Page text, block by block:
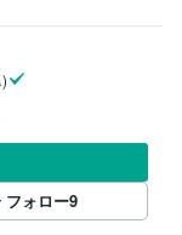
フォロー9